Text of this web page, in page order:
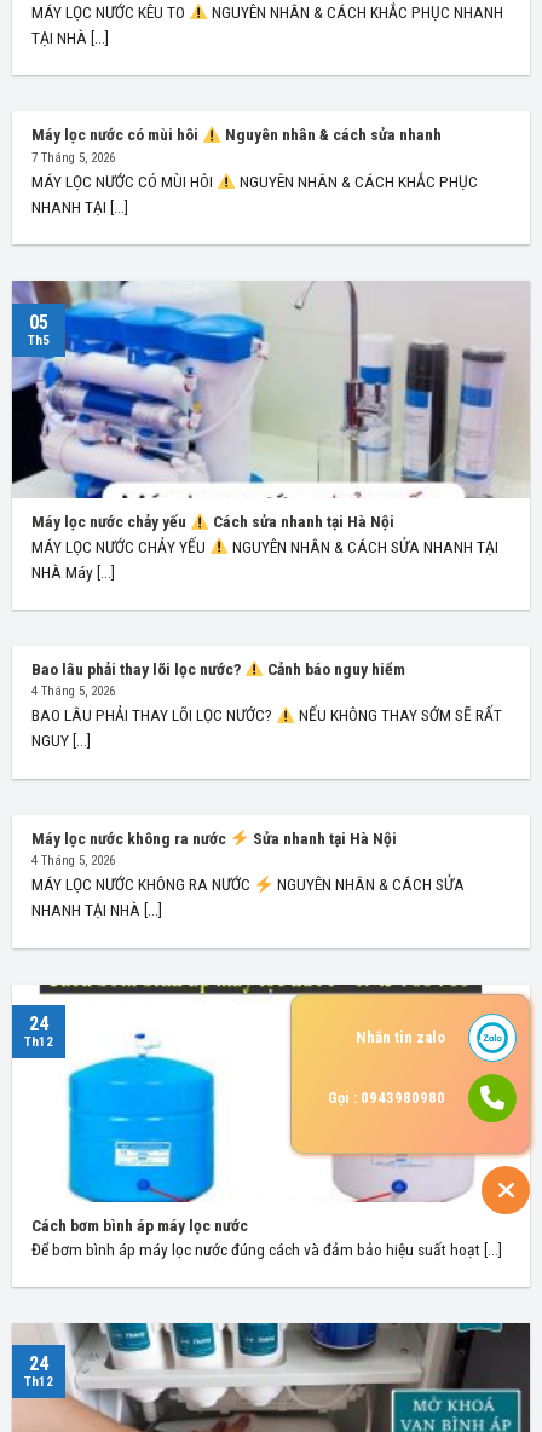
MÁY LỌC NƯỚC KÊU TO
NGUYÊN NHÂN & CÁCH KHẮC PHỤC NHANH
TẠI NHÀ [...]
Máy lọc nước có mùi hôi Nguyên nhân & cách sửa nhanh
7 Tháng 5, 2026
MÁY LỌC NƯỚC CÓ MÙI HÔI
NGUYÊN NHÂN & CÁCH KHẮC PHỤC
NHANH TẠI [...]
Máy lọc nước chảy yếu
Cách sửa nhanh tại Hà Nội
MÁY LỌC NƯỚC CHẢY YẾU
NGUYÊN NHÂN & CÁCH SỬA NHANH TẠI
NHÀ Máy [...]
05
Th5
Bao lâu phải thay lõi lọc nước? Cảnh báo nguy hiểm
4 Tháng 5, 2026
BAO LÂU PHẢI THAY LÕI LỌC NƯỚC?
NẾU KHÔNG THAY SỚM SẼ RẤT
NGUY [...]
Máy lọc nước không ra nước Sửa nhanh tại Hà Nội
4 Tháng 5, 2026
MÁY LỌC NƯỚC KHÔNG RA NƯỚC
NGUYÊN NHÂN & CÁCH SỬA
NHANH TẠI NHÀ [...]
Cách bơm bình áp máy lọc nước
Để bơm bình áp máy lọc nước đúng cách và đảm bảo hiệu suất hoạt [...]
24
Th12
24
Th12
Nhắn tin zalo
Gọi : 0943980980